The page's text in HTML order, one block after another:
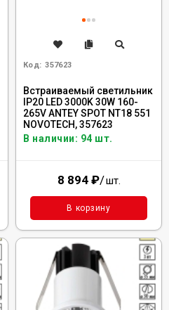
Код: 357623
Встраиваемый светильник
IP20 LED 3000K 30W 160-
265V ANTEY SPOT NT18 551
NOVOTECH, 357623
В наличии: 94 шт.
8 894 ₽/шт.
В корзину